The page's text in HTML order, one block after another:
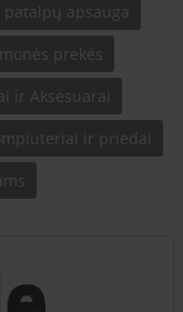
apsauga
prekės
ir Aksesuarai
ir priedai